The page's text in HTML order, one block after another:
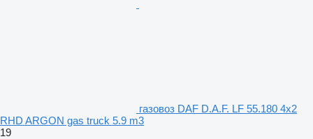
газовоз DAF D.A.F. LF 55.180 4x2
RHD ARGON gas truck 5.9 m3
19